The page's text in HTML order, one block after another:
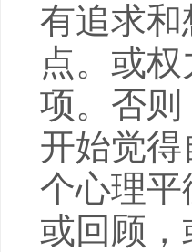
有追求
点。或
项。否则
开始觉
个心理
或回顾